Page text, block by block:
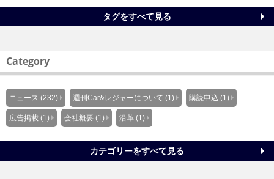
タグをすべて見る
Category
ニュース (232) 週刊Car&レジャーについて (1) 購読申込 (1)
広告掲載 (1) 会社概要 (1) 沿革 (1)
カテゴリーをすべて見る